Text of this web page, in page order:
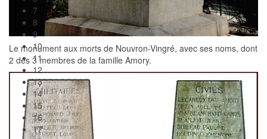
7
8
9
10
11
12
13
14
15
16
17
Le monument aux morts de Nouvron-Vingré, avec ses noms, dont
2 des 3 membres de la famille Amory.